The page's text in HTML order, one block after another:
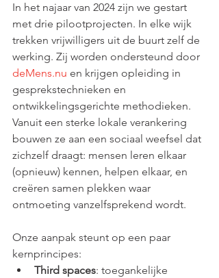
In het najaar van 2024 zijn we gestart
met drie pilootprojecten. In elke wijk
trekken vrijwilligers uit de buurt zelf de
werking. Zij worden ondersteund door
deMens.nu en krijgen opleiding in
gesprekstechnieken en
ontwikkelingsgerichte methodieken.
Vanuit een sterke lokale verankering
bouwen ze aan een sociaal weefsel dat
zichzelf draagt: mensen leren elkaar
(opnieuw) kennen, helpen elkaar, en
creëren samen plekken waar
ontmoeting vanzelfsprekend wordt.
Onze aanpak steunt op een paar
kernprincipes:
Third spaces: toegankelijke